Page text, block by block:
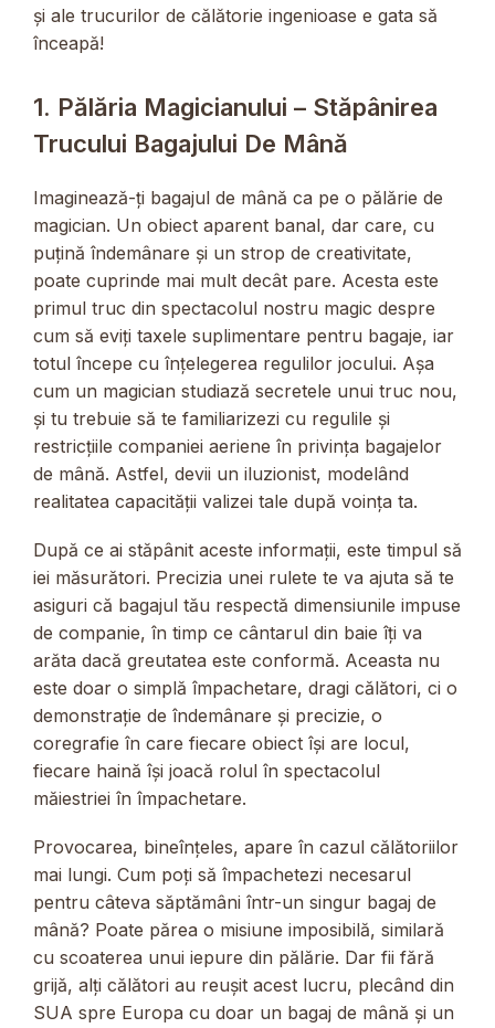
și ale trucurilor de călătorie ingenioase e gata să
înceapă!
1. Pălăria Magicianului – Stăpânirea
Trucului Bagajului De Mână
Imaginează-ți bagajul de mână ca pe o pălărie de
magician. Un obiect aparent banal, dar care, cu
puțină îndemânare și un strop de creativitate,
poate cuprinde mai mult decât pare. Acesta este
primul truc din spectacolul nostru magic despre
cum să eviți taxele suplimentare pentru bagaje, iar
totul începe cu înțelegerea regulilor jocului. Așa
cum un magician studiază secretele unui truc nou,
și tu trebuie să te familiarizezi cu regulile și
restricțiile companiei aeriene în privința bagajelor
de mână. Astfel, devii un iluzionist, modelând
realitatea capacității valizei tale după voința ta.
După ce ai stăpânit aceste informații, este timpul să
iei măsurători. Precizia unei rulete te va ajuta să te
asiguri că bagajul tău respectă dimensiunile impuse
de companie, în timp ce cântarul din baie îți va
arăta dacă greutatea este conformă. Aceasta nu
este doar o simplă împachetare, dragi călători, ci o
demonstrație de îndemânare și precizie, o
coregrafie în care fiecare obiect își are locul,
fiecare haină își joacă rolul în spectacolul
măiestriei în împachetare.
Provocarea, bineînțeles, apare în cazul călătoriilor
mai lungi. Cum poți să împachetezi necesarul
pentru câteva săptămâni într-un singur bagaj de
mână? Poate părea o misiune imposibilă, similară
cu scoaterea unui iepure din pălărie. Dar fii fără
grijă, alți călători au reușit acest lucru, plecând din
SUA spre Europa cu doar un bagaj de mână și un